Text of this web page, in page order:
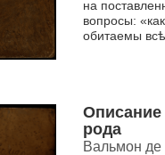
на
вопросы:
обитаемы всѣ
Описание
рода
Вальмон